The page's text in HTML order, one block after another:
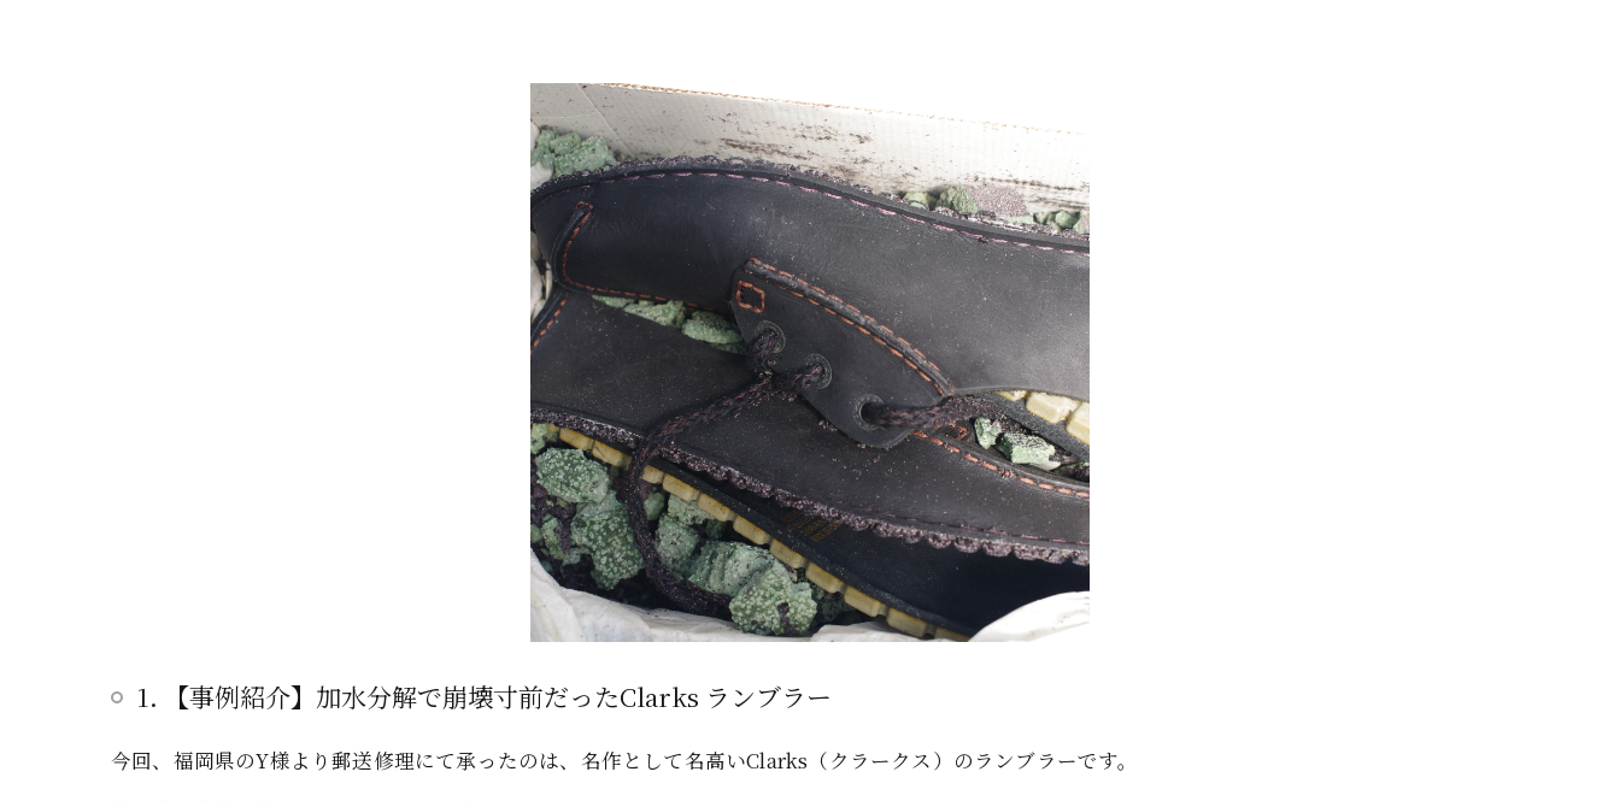
1. 【事例紹介】加水分解で崩壊寸前だったClarks ランブラー
今回、福岡県のY様より郵送修理にて承ったのは、名作として名高いClarks（クラークス）のランブラーです。